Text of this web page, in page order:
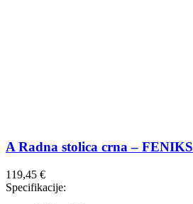
A Radna stolica crna – FENIKS
119,45 €
Specifikacije: